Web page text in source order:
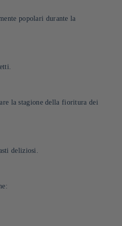
popolari durante la
la stagione della fioritura dei
deliziosi.